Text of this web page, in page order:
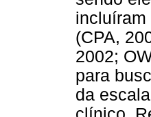
incluíram
(CPA,
2002;
para
da